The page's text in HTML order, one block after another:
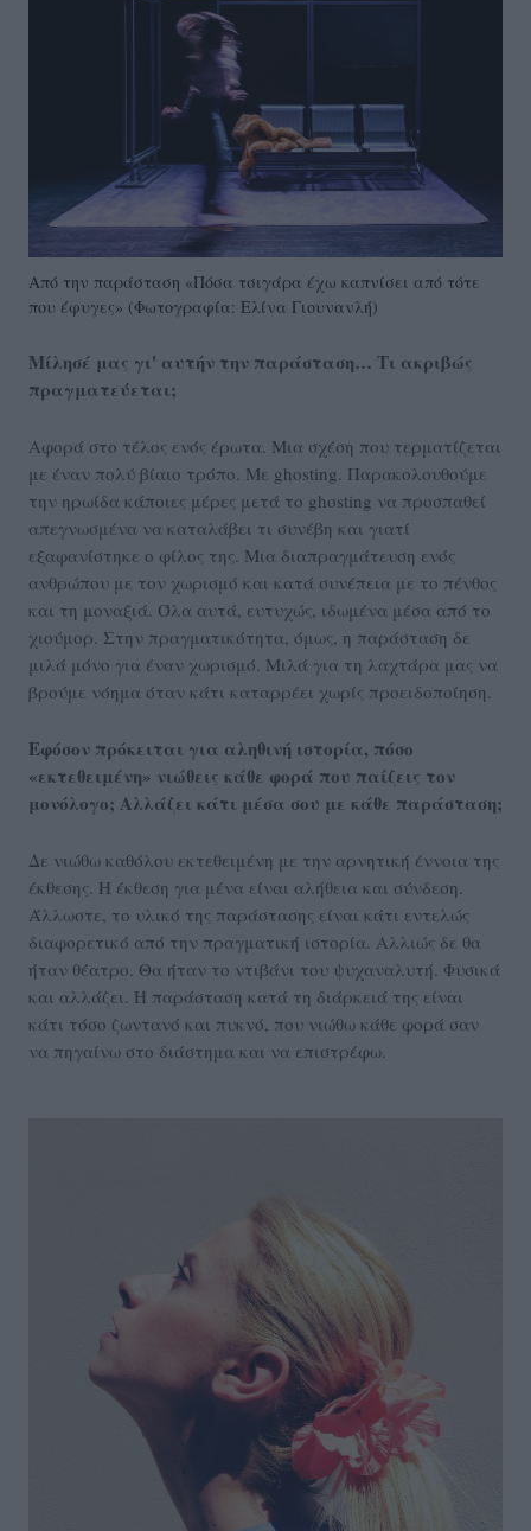
Από την παράσταση «Πόσα τσιγάρα έχω καπνίσει από τότε
που έφυγες» (Φωτογραφία: Ελίνα Γιουνανλή)
Μίλησέ μας γι' αυτήν την παράσταση… Τι ακριβώς
πραγματεύεται;
Αφορά στο τέλος ενός έρωτα. Μια σχέση που τερματίζεται
με έναν πολύ βίαιο τρόπο. Με ghosting. Παρακολουθούμε
την ηρωίδα κάποιες μέρες μετά το ghosting να προσπαθεί
απεγνωσμένα να καταλάβει τι συνέβη και γιατί
εξαφανίστηκε ο φίλος της. Μια διαπραγμάτευση ενός
ανθρώπου με τον χωρισμό και κατά συνέπεια με το πένθος
και τη μοναξιά. Όλα αυτά, ευτυχώς, ιδωμένα μέσα από το
χιούμορ. Στην πραγματικότητα, όμως, η παράσταση δε
μιλά μόνο για έναν χωρισμό. Μιλά για τη λαχτάρα μας να
βρούμε νόημα όταν κάτι καταρρέει χωρίς προειδοποίηση.
Εφόσον πρόκειται για αληθινή ιστορία, πόσο
«εκτεθειμένη» νιώθεις κάθε φορά που παίζεις τον
μονόλογο; Αλλάζει κάτι μέσα σου με κάθε παράσταση;
Δε νιώθω καθόλου εκτεθειμένη με την αρνητική έννοια της
έκθεσης. Η έκθεση για μένα είναι αλήθεια και σύνδεση.
Άλλωστε, το υλικό της παράστασης είναι κάτι εντελώς
διαφορετικό από την πραγματική ιστορία. Αλλιώς δε θα
ήταν θέατρο. Θα ήταν το ντιβάνι του ψυχαναλυτή. Φυσικά
και αλλάζει. Η παράσταση κατά τη διάρκειά της είναι
κάτι τόσο ζωντανό και πυκνό, που νιώθω κάθε φορά σαν
να πηγαίνω στο διάστημα και να επιστρέφω.